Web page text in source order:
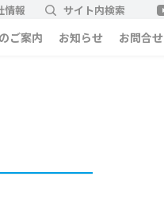
情報 サイト内検索
ご案内 お知らせ お問合せ